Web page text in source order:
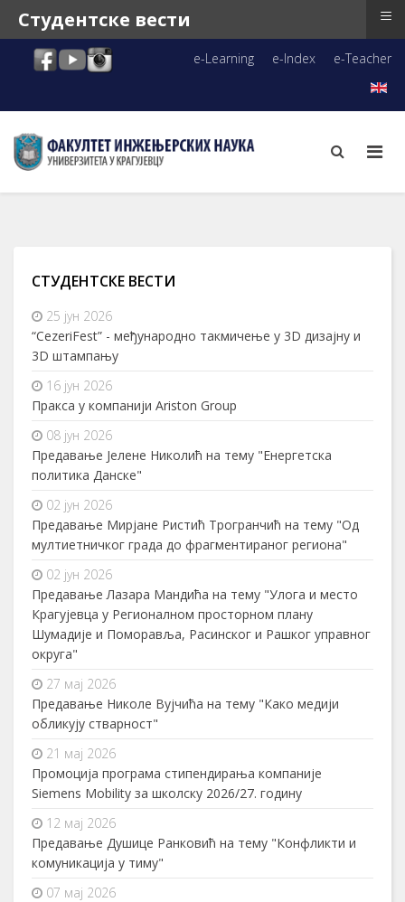
e-Learning e-Index e-Teacher
СТУДЕНТСКЕ ВЕСТИ
25 јун 2026
“CezeriFest” - међународно такмичење у 3D дизајну и
3D штампању
16 јун 2026
Пракса у компанији Ariston Group
08 јун 2026
Предавање Јелене Николић на тему "Енергетска
политика Данске"
02 јун 2026
Предавање Мирјане Ристић Трогранчић на тему "Од
мултиетничког града до фрагментираног региона"
02 јун 2026
Предавање Лазара Мандића на тему "Улога и место
Крагујевца у Регионалном просторном плану
Шумадије и Поморавља, Расинског и Рашког управног
округа"
27 мај 2026
Предавање Николе Вујчића на тему "Како медији
обликују стварност"
21 мај 2026
Промоција програма стипендирања компаније
Siemens Mobility за школску 2026/27. годину
12 мај 2026
Предавање Душице Ранковић на тему "Конфликти и
комуникација у тиму"
07 мај 2026
Студентске вести ≡